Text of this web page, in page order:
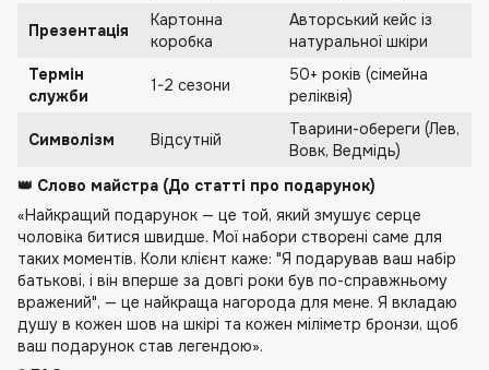
Презентація
Картонна
коробка
Авторський кейс із
натуральної шкіри
Термін
служби
1-2 сезони
50+ років (сімейна
реліквія)
Символізм Відсутній
Тварини-обереги (Лев,
Вовк, Ведмідь)
👑 Слово майстра (До статті про подарунок)
«Найкращий подарунок — це той, який змушує серце
чоловіка битися швидше. Мої набори створені саме для
таких моментів. Коли клієнт каже: "Я подарував ваш набір
батькові, і він вперше за довгі роки був по-справжньому
вражений", — це найкраща нагорода для мене. Я вкладаю
душу в кожен шов на шкірі та кожен міліметр бронзи, щоб
ваш подарунок став легендою».